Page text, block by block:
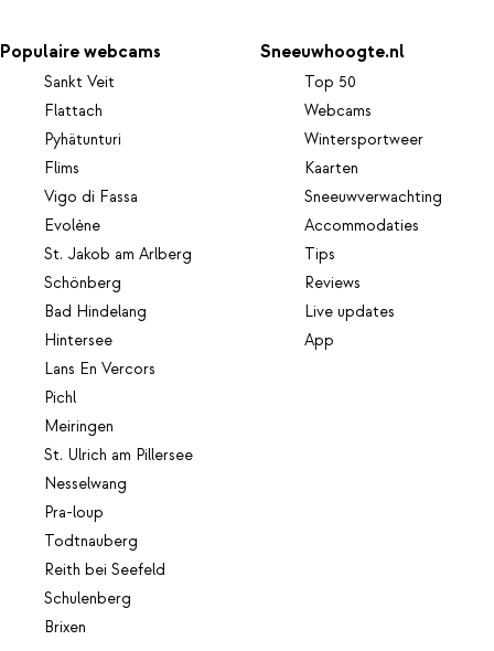
Populaire webcams
Sankt Veit
Flattach
Pyhätunturi
Flims
Vigo di Fassa
Evolène
St. Jakob am Arlberg
Schönberg
Bad Hindelang
Hintersee
Lans En Vercors
Pichl
Meiringen
St. Ulrich am Pillersee
Nesselwang
Pra-loup
Todtnauberg
Reith bei Seefeld
Schulenberg
Brixen
Sneeuwhoogte.nl
Top 50
Webcams
Wintersportweer
Kaarten
Sneeuwverwachting
Accommodaties
Tips
Reviews
Live updates
App